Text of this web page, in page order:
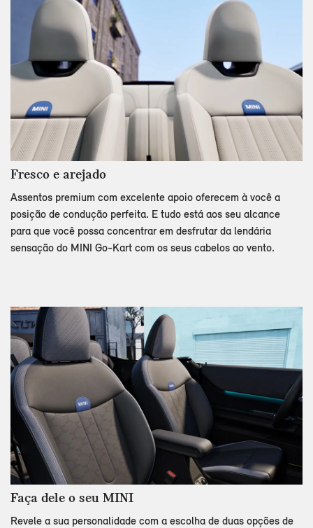
Fresco e arejado
Assentos premium com excelente apoio oferecem à você a
posição de condução perfeita. E tudo está aos seu alcance
para que você possa concentrar em desfrutar da lendária
sensação do MINI Go-Kart com os seus cabelos ao vento.
Faça dele o seu MINI
Revele a sua personalidade com a escolha de duas opções de